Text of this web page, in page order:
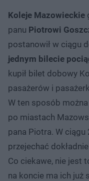
Koleje Mazowieckie
panu Piotrowi
postanowił w ciągu
jednym bilecie
kupił bilet dobowy
pasażerów i
W ten sposób
po miastach
pana Piotra. W ciągu
przejechać
Co ciekawe, nie jest
na koncie ma ich już